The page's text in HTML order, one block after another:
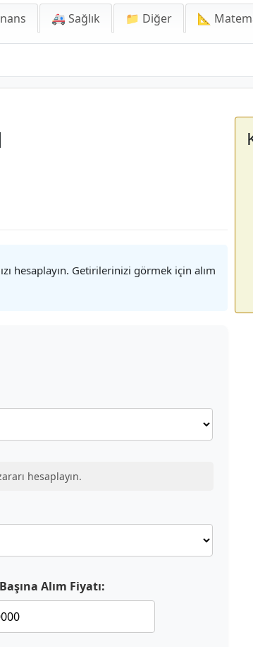
🚑 Sağlık 📁 Diğer 📐
hesaplayın. Getirilerinizi görmek için alım
hesaplayın.
Alım Fiyatı: